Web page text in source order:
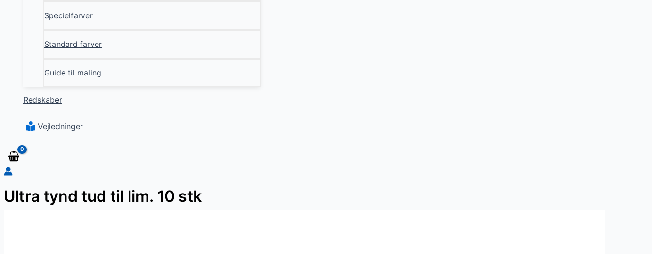
Specielfarver
Standard farver
Guide til maling
Redskaber
Vejledninger
Ultra tynd tud til lim. 10 stk